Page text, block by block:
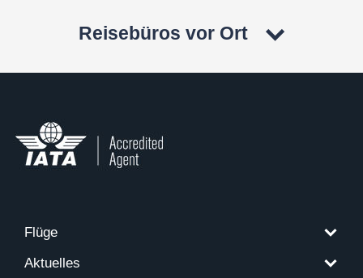
Reisebüros vor Ort
Flüge
Aktuelles